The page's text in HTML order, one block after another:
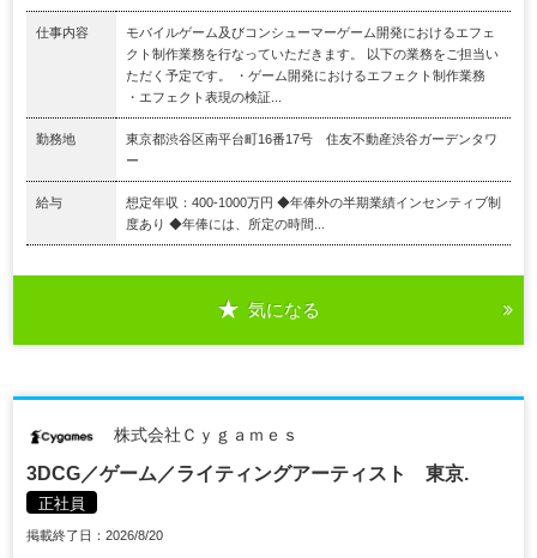
仕事内容
モバイルゲーム及びコンシューマーゲーム開発におけるエフェ
クト制作業務を行なっていただきます。 以下の業務をご担当い
ただく予定です。 ・ゲーム開発におけるエフェクト制作業務
・エフェクト表現の検証...
勤務地
東京都渋谷区南平台町16番17号 住友不動産渋谷ガーデンタワ
ー
給与
想定年収：400-1000万円 ◆年俸外の半期業績インセンティブ制
度あり ◆年俸には、所定の時間...
気になる
株式会社Ｃｙｇａｍｅｓ
3DCG／ゲーム／ライティングアーティスト 東京.
正社員
掲載終了日：2026/8/20